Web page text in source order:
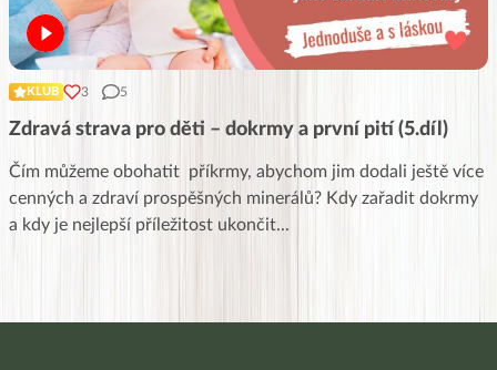
KLUB 3 5
Zdravá strava pro děti – dokrmy a první pití (5.díl)
Čím můžeme obohatit příkrmy, abychom jim dodali ještě více
cenných a zdraví prospěšných minerálů? Kdy zařadit dokrmy
a kdy je nejlepší příležitost ukončit...